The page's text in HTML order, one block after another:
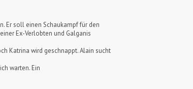
Er soll einen Schaukampf für den
Ex-Verlobten und Galganis
Katrina wird geschnappt. Alain sucht
warten. Ein